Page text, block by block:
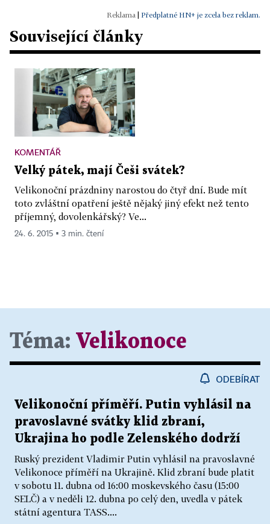
Předplatné HN+ je zcela bez reklam.
Související články
KOMENTÁŘ
Velký pátek, mají Češi svátek?
Velikonoční prázdniny narostou do čtyř dní. Bude mít
toto zvláštní opatření ještě nějaký jiný efekt než tento
příjemný, dovolenkářský? Ve...
24. 6. 2015 ▪ 3 min. čtení
Téma: Velikonoce
ODEBÍRAT
Velikonoční příměří. Putin vyhlásil na
pravoslavné svátky klid zbraní,
Ukrajina ho podle Zelenského dodrží
Ruský prezident Vladimir Putin vyhlásil na pravoslavné
Velikonoce příměří na Ukrajině. Klid zbraní bude platit
v sobotu 11. dubna od 16:00 moskevského času (15:00
SELČ) a v neděli 12. dubna po celý den, uvedla v pátek
státní agentura TASS....